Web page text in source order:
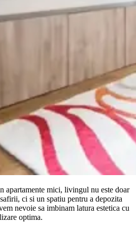
apartamente mici, livingul nu este doar
ci si un spatiu pentru a depozita
nevoie sa imbinam latura estetica cu
optima.